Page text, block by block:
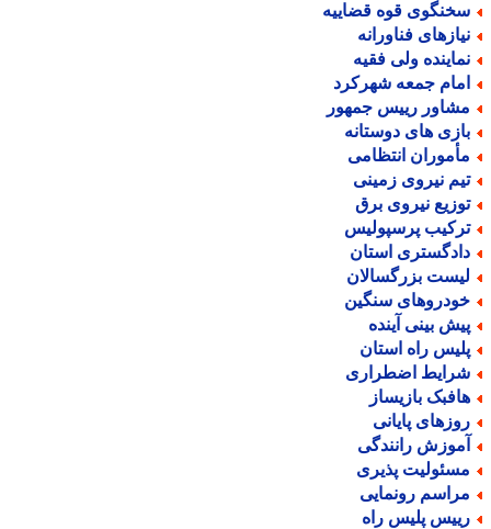
قوه قضاییه
فناورانه
ولی فقیه
جمعه شهرکرد
رییس جمهور
های دوستانه
انتظامی
نیروی زمینی
نیروی برق
پرسپولیس
استان
بزرگسالان
سنگین
بینی آینده
راه استان
اضطراری
بازیساز
پایانی
رانندگی
پذیری
رونمایی
پلیس راه